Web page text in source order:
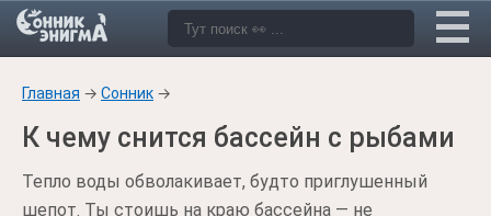
Главная → Сонник →
К чему снится бассейн с рыбами
Тепло воды обволакивает, будто приглушенный
шепот. Ты стоишь на краю бассейна — не